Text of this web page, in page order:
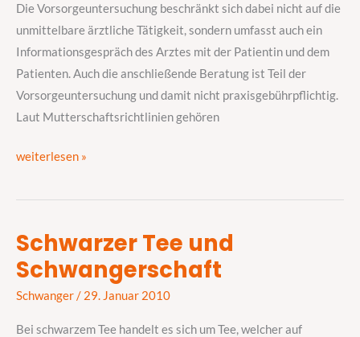
Die Vorsorgeuntersuchung beschränkt sich dabei nicht auf die
unmittelbare ärztliche Tätigkeit, sondern umfasst auch ein
Informationsgespräch des Arztes mit der Patientin und dem
Patienten. Auch die anschließende Beratung ist Teil der
Vorsorgeuntersuchung und damit nicht praxisgebührpflichtig.
Laut Mutterschaftsrichtlinien gehören
weiterlesen »
Schwarzer Tee und
Schwangerschaft
Schwanger/ 29. Januar 2010
Bei schwarzem Tee handelt es sich um Tee, welcher auf
Schwarzer
Tee
Schwangerschaft